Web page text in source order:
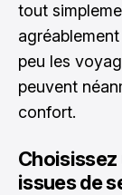
tout
peu les
peuvent
confort.
Choisissez
issues de